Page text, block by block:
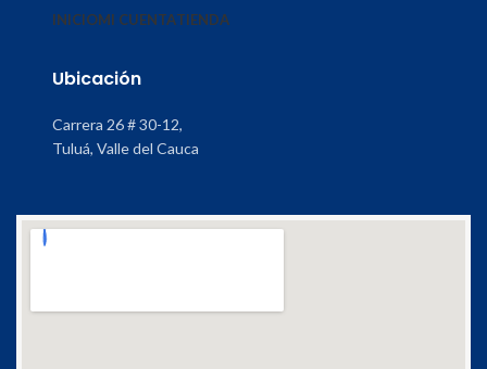
INICIOMI CUENTATIENDA
Ubicación
Carrera 26 # 30-12,
Tuluá, Valle del Cauca